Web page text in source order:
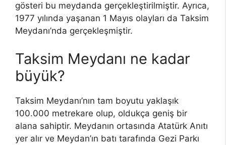
gösteri bu meydanda gerçekleştirilmiştir. Ayrıca,
1977 yılında yaşanan 1 Mayıs olayları da Taksim
Meydanı’nda gerçekleşmiştir.
Taksim Meydanı ne kadar
büyük?
Taksim Meydanı’nın tam boyutu yaklaşık
100.000 metrekare olup, oldukça geniş bir
alana sahiptir. Meydanın ortasında Atatürk Anıtı
yer alır ve Meydan’ın batı tarafında Gezi Parkı